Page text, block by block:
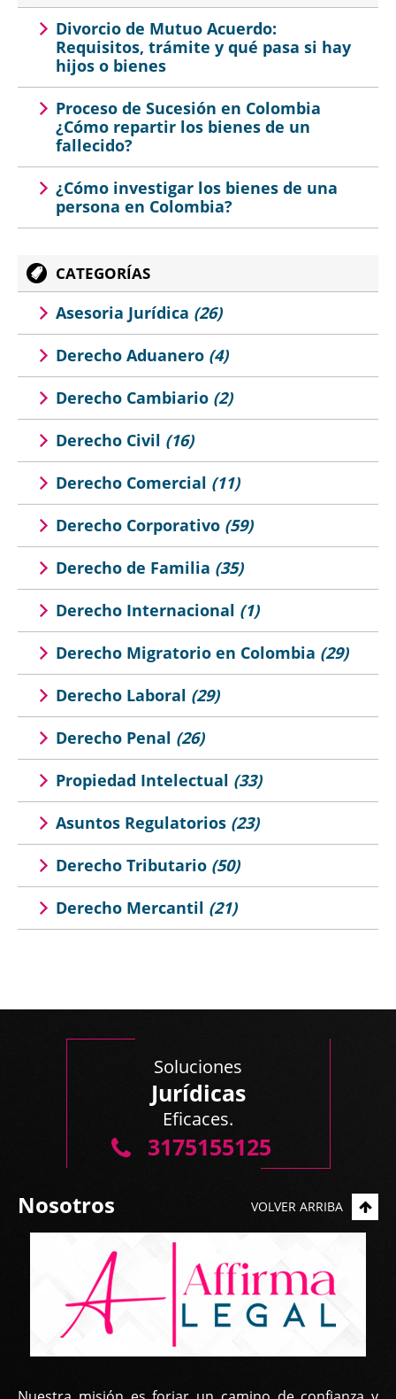
Divorcio de Mutuo Acuerdo:
Requisitos, trámite y qué pasa si hay
hijos o bienes
Proceso de Sucesión en Colombia
¿Cómo repartir los bienes de un
fallecido?
¿Cómo investigar los bienes de una
persona en Colombia?
CATEGORÍAS
Asesoria Jurídica (26)
Derecho Aduanero (4)
Derecho Cambiario (2)
Derecho Civil (16)
Derecho Comercial (11)
Derecho Corporativo (59)
Derecho de Familia (35)
Derecho Internacional (1)
Derecho Migratorio en Colombia (29)
Derecho Laboral (29)
Derecho Penal (26)
Propiedad Intelectual (33)
Asuntos Regulatorios (23)
Derecho Tributario (50)
Derecho Mercantil (21)
Soluciones
Jurídicas
Eficaces.
3175155125
Nosotros VOLVER ARRIBA